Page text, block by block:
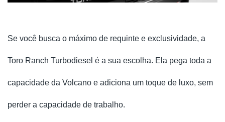
Se você busca o máximo de requinte e exclusividade, a
Toro Ranch Turbodiesel é a sua escolha. Ela pega toda a
capacidade da Volcano e adiciona um toque de luxo, sem
perder a capacidade de trabalho.